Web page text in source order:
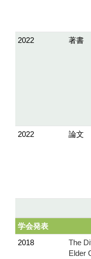
2022 著書
2022 論文
学会発表
2018
The
Elder